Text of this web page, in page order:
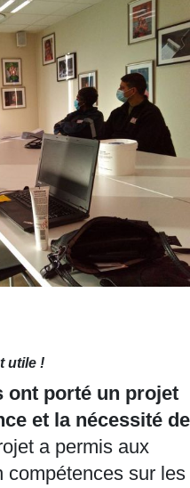
utile !
ont porté un projet
et la nécessité de
a permis aux
compétences sur les